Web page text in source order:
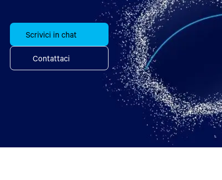
Scrivici in chat
Contattaci